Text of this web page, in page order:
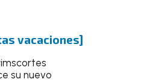
vacaciones]
su nuevo